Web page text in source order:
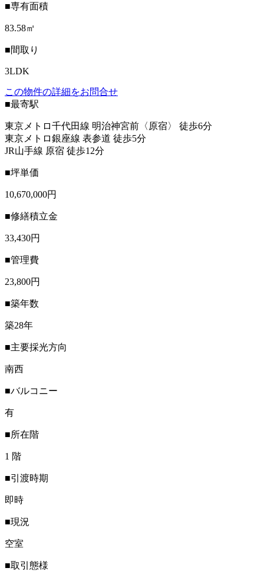
■専有面積
83.58㎡
■間取り
3LDK
この物件の詳細をお問合せ
■最寄駅
東京メトロ千代田線 明治神宮前〈原宿〉 徒歩6分
東京メトロ銀座線 表参道 徒歩5分
JR山手線 原宿 徒歩12分
■坪単価
10,670,000円
■修繕積立金
33,430円
■管理費
23,800円
■築年数
築28年
■主要採光方向
南西
■バルコニー
有
■所在階
1 階
■引渡時期
即時
■現況
空室
■取引態様